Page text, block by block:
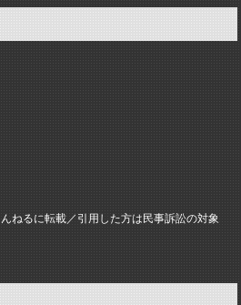
ねるに転載／引用した方は民事訴訟の対象